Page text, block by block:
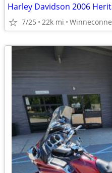
7/25 22k mi Winneconne